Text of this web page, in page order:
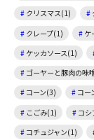
クリスマス(1)
クレープ(1)
ケ
ケッカソース(1)
ゴーヤーと豚肉の味
コーン(3)
コー
こごみ(1)
コ
コチュジャン(1)